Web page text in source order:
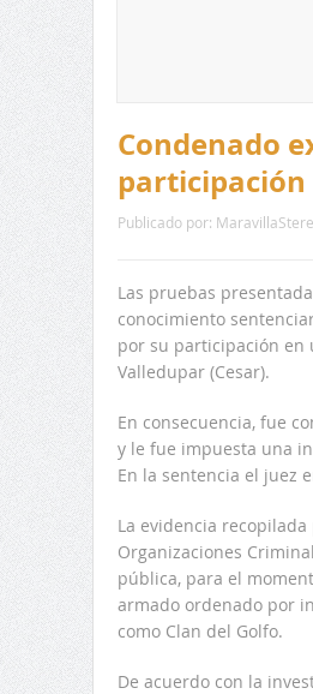
Condenado
participación
Publicado por:
Las pruebas
conocimiento
por su participación en
Valledupar (Cesar).
En consecuencia, fue
y le fue impuesta una
En la sentencia el juez
La evidencia
Organizaciones
pública, para el
armado ordenado por
como Clan del Golfo.
De acuerdo con la